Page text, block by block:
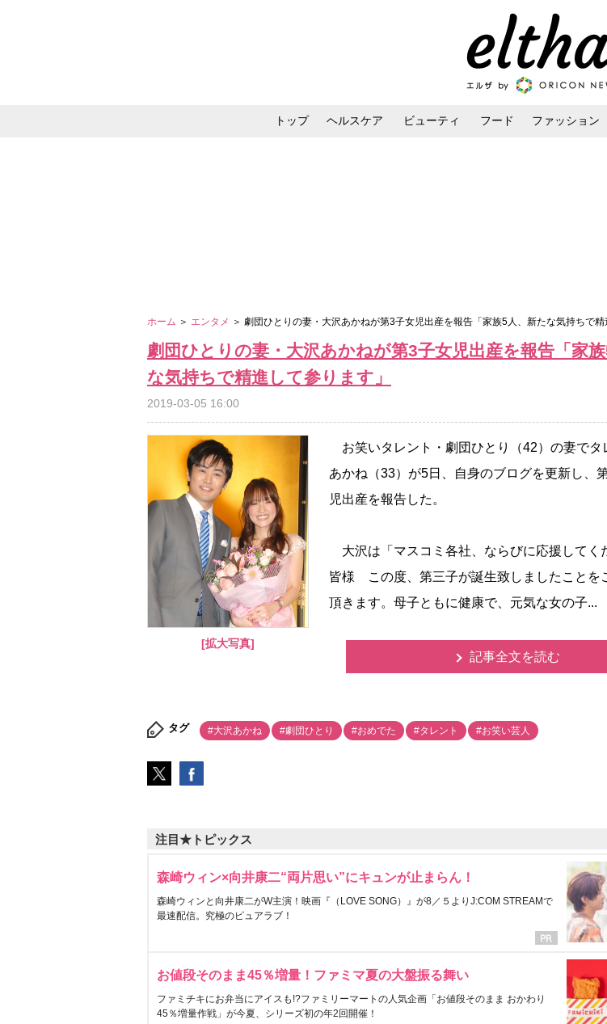
トップ ヘルスケア ビューティ フード ファッション
ホーム ＞ エンタメ ＞ 劇団ひとりの妻・大沢あかねが第3子女児出産を報告「家族5人、新たな気持ちで精
劇団ひとりの妻・大沢あかねが第3子女児出産を報告「家
な気持ちで精進して参ります」
2019-03-05 16:00
[拡大写真]
お笑いタレント・劇団ひとり（42）の妻でタ
あかね（33）が5日、自身のブログを更新し、
児出産を報告した。
大沢は「マスコミ各社、ならびに応援してく
皆様 この度、第三子が誕生致しましたことを
頂きます。母子ともに健康で、元気な女の子...
記事全文を読む
タグ #大沢あかね #劇団ひとり #おめでた #タレント #お笑い芸人
注目★トピックス
森崎ウィン×向井康二“両片思い”にキュンが止まらん！
森崎ウィンと向井康二がW主演！映画『（LOVE SONG）』が8／５よりJ:COM STREAMで
最速配信。究極のピュアラブ！
お値段そのまま45％増量！ファミマ夏の大盤振る舞い
ファミチキにお弁当にアイスも!?ファミリーマートの人気企画「お値段そのまま おかわり
45％増量作戦」が今夏、シリーズ初の年2回開催！